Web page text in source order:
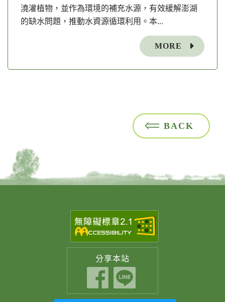
澆灌植物，並作為環境的補充水源，有效緩解澎湖
的缺水問題，推動水資源循環利用。本...
MORE
BACK
分享本站